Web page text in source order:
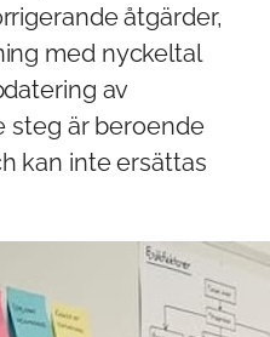
åtgärder,
med nyckeltal
av
steg är beroende
kan inte ersättas